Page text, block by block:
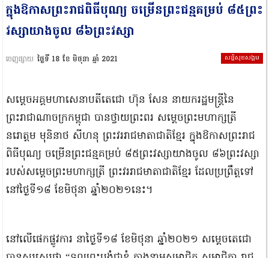
ក្នុងឱកាសព្រះរាជពិធីបុណ្យ ចម្រើនព្រះជន្មគម្រប់ ៨៥ព្រះ
វស្សាយាងចូល ៨៦ព្រះវស្សា
សន្តិសុខសង្គម
ចេញផ្សាយ ថ្ងៃទី 18 ខែ មិថុនា ឆ្នាំ 2021
សម្ដេចអគ្គមហាសេនាបតីតេជោ ហ៊ុន សែន នាយករដ្ឋមន្ត្រីនៃ
ព្រះរាជាណាចក្រកម្ពុជា បានថ្វាយព្រះពរ សម្តេចព្រះមហាក្សត្រី
នរោត្តម មុនិនាថ សីហនុ ព្រះវររាជមាតាជាតិខ្មែរ ក្នុងឱកាសព្រះរាជ
ពិធីបុណ្យ ចម្រើនព្រះជន្មគម្រប់ ៨៥ព្រះវស្សាយាងចូល ៨៦ព្រះវស្សា
របស់សម្តេចព្រះមហាក្សត្រី ព្រះវររាជមាតាជាតិខ្មែរ ដែលប្រព្រឹត្តទៅ
នៅថ្ងៃទី១៨ ខែមិថុនា ឆ្នាំ២០២១នេះ។
នៅលើផេកផ្លូវការ នាថ្ងៃទី១៨ ខែមិថុនា ឆ្នាំ២០២១ សម្ដេចតេជោ